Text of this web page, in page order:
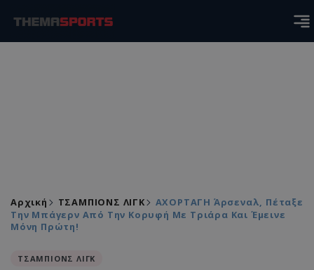
Αρχική ΤΣΑΜΠΙΟΝΣ ΛΙΓΚ
ΑΧΟΡΤΑΓΗ Άρσεναλ, Πέταξε
Την Μπάγερν Από Την Κορυφή Με Τριάρα Και Έμεινε
Μόνη Πρώτη!
ΤΣΑΜΠΙΟΝΣ ΛΙΓΚ